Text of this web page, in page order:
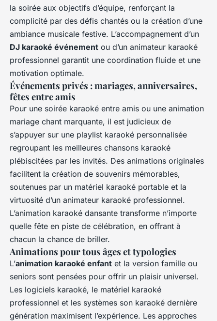
la soirée aux objectifs d’équipe, renforçant la
complicité par des défis chantés ou la création d’une
ambiance musicale festive. L’accompagnement d’un
DJ karaoké événement ou d’un animateur karaoké
professionnel garantit une coordination fluide et une
motivation optimale.
Événements privés : mariages, anniversaires,
fêtes entre amis
Pour une soirée karaoké entre amis ou une animation
mariage chant marquante, il est judicieux de
s’appuyer sur une playlist karaoké personnalisée
regroupant les meilleures chansons karaoké
plébiscitées par les invités. Des animations originales
facilitent la création de souvenirs mémorables,
soutenues par un matériel karaoké portable et la
virtuosité d’un animateur karaoké professionnel.
L’animation karaoké dansante transforme n’importe
quelle fête en piste de célébration, en offrant à
chacun la chance de briller.
Animations pour tous âges et typologies
L’animation karaoké enfant et la version famille ou
seniors sont pensées pour offrir un plaisir universel.
Les logiciels karaoké, le matériel karaoké
professionnel et les systèmes son karaoké dernière
génération maximisent l’expérience. Les approches